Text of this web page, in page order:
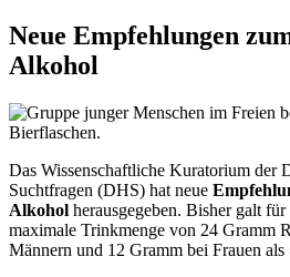
Neue Empfehlungen
Alkohol
Das Wissenschaftliche Kuratorium der
Suchtfragen (DHS) hat neue
Alkohol herausgegeben. Bisher galt
maximale Trinkmenge von 24 Gramm
Männern und 12 Gramm bei Frauen